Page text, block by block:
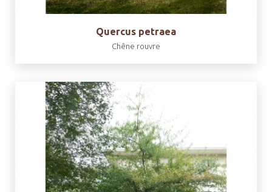
Quercus petraea
Chêne rouvre